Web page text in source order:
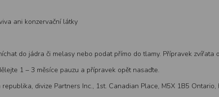
ani konzervační látky
do jádra či melasy nebo podat přímo do tlamy. Přípravek zvířata
1 – 3 měsíce pauzu a přípravek opět nasaďte.
divize Partners Inc., 1st. Canadian Place, M5X 1B5 Ontario,